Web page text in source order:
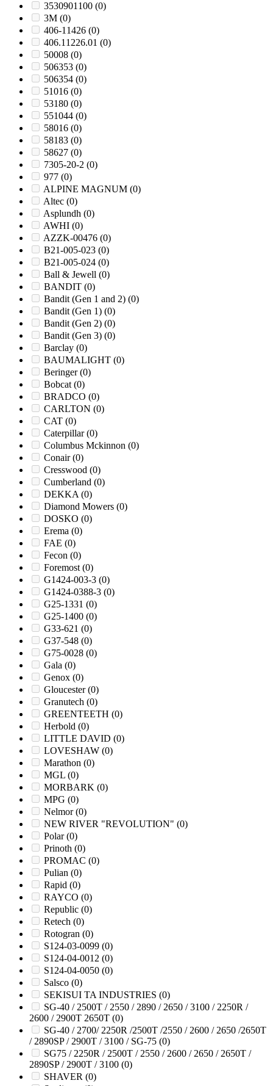
3530901100 (0)
3M (0)
406-11426 (0)
406.11226.01 (0)
50008 (0)
506353 (0)
506354 (0)
51016 (0)
53180 (0)
551044 (0)
58016 (0)
58183 (0)
58627 (0)
7305-20-2 (0)
977 (0)
ALPINE MAGNUM (0)
Altec (0)
Asplundh (0)
AWHI (0)
AZZK-00476 (0)
B21-005-023 (0)
B21-005-024 (0)
Ball & Jewell (0)
BANDIT (0)
Bandit (Gen 1 and 2) (0)
Bandit (Gen 1) (0)
Bandit (Gen 2) (0)
Bandit (Gen 3) (0)
Barclay (0)
BAUMALIGHT (0)
Beringer(0)
Bobcat(0)
BRADCO (0)
CARLTON (0)
CAT (0)
Caterpillar(0)
Columbus Mckinnon (0)
Conair(0)
Cresswood (0)
Cumberland (0)
DEKKA(0)
Diamond Mowers (0)
DOSKO (0)
Erema (0)
FAE (0)
Fecon (0)
Foremost(0)
G1424-003-3 (0)
G1424-0388-3 (0)
G25-1331 (0)
G25-1400 (0)
G33-621 (0)
G37-548 (0)
G75-0028 (0)
Gala (0)
Genox (0)
Gloucester(0)
Granutech (0)
GREENTEETH (0)
Herbold (0)
LITTLE DAVID (0)
LOVESHAW (0)
Marathon (0)
MGL (0)
MORBARK (0)
MPG (0)
Nelmor(0)
NEW RIVER "REVOLUTION" (0)
Polar(0)
Prinoth (0)
PROMAC (0)
Pulian (0)
Rapid (0)
RAYCO (0)
Republic (0)
Retech (0)
Rotogran (0)
S124-03-0099 (0)
S124-04-0012 (0)
S124-04-0050 (0)
Salsco (0)
SEKISUI TA INDUSTRIES (0)
SG-40 / 2500T / 2550 / 2890 / 2650 / 3100 / 2250R /
2600 / 2900T 2650T (0)
SG-40 / 2700/ 2250R /2500T /2550 / 2600 / 2650 /2650T
/ 2890SP / 2900T / 3100 / SG-75 (0)
SG75 / 2250R / 2500T / 2550 / 2600 / 2650 / 2650T /
2890SP / 2900T / 3100 (0)
SHAVER (0)